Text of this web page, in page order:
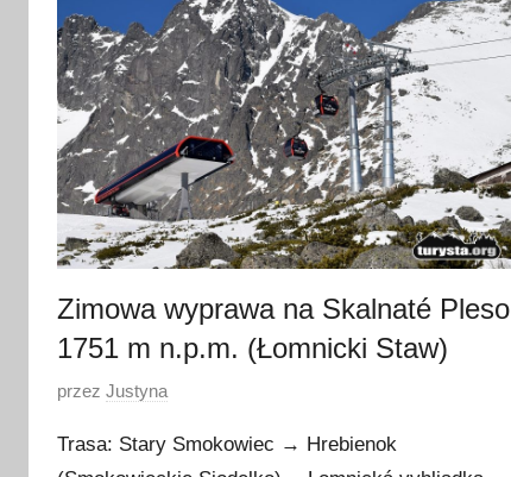
o
2
0
2
0
Zimowa wyprawa na Skalnaté Pleso
1751 m n.p.m. (Łomnicki Staw)
O
u
przez Justyna
Trasa: Stary Smokowiec → Hrebienok